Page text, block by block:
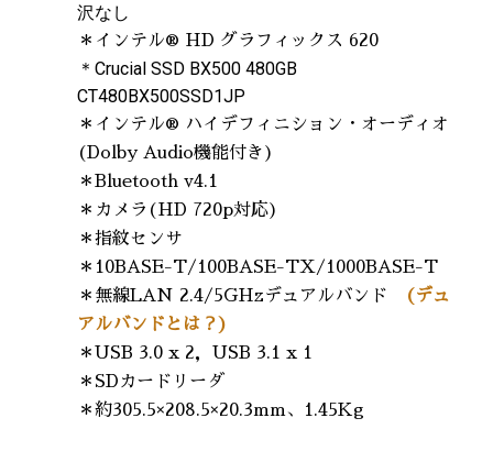
沢なし
＊インテル® HD グラフィックス 620
＊Crucial SSD BX500 480GB
CT480BX500SSD1JP
＊インテル® ハイデフィニション・オーディオ
(Dolby Audio機能付き)
＊Bluetooth v4.1
＊カメラ(HD 720p対応)
＊指紋センサ
＊10BASE-T/100BASE-TX/1000BASE-T
＊無線LAN 2.4/5GHzデュアルバンド
(デュ
アルバンドとは？)
＊USB 3.0 x 2，USB 3.1 x 1
＊SDカードリーダ
＊約305.5×208.5×20.3mm、1.45Kg